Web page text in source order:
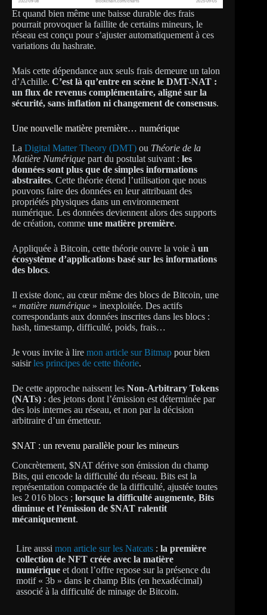
Et quand bien même une baisse durable des frais
pourrait provoquer la faillite de certains mineurs, le
réseau est conçu pour s’ajuster automatiquement à ces
variations du hashrate.
Mais cette dépendance aux seuls frais demeure un talon
d’Achille. C’est là qu’entre en scène le DMT-NAT :
un flux de revenus complémentaire, aligné sur la
sécurité, sans inflation ni changement de consensus.
Une nouvelle matière première… numérique
La Digital Matter Theory (DMT) ou Théorie de la
Matière Numérique part du postulat suivant : les
données sont plus que de simples informations
abstraites. Cette théorie étend l’utilisation que nous
pouvons faire des données en leur attribuant des
propriétés physiques dans un environnement
numérique. Les données deviennent alors des supports
de création, comme une matière première.
Appliquée à Bitcoin, cette théorie ouvre la voie à un
écosystème d’applications basé sur les informations
des blocs.
Il existe donc, au cœur même des blocs de Bitcoin, une
« matière numérique » inexploitée. Des actifs
correspondants aux données inscrites dans les blocs :
hash, timestamp, difficulté, poids, frais…
Je vous invite à lire mon article sur Bitmap pour bien
saisirles principes de cette théorie.
De cette approche naissent les Non-Arbitrary Tokens
(NATs) : des jetons dont l’émission est déterminée par
des lois internes au réseau, et non par la décision
arbitraire d’un émetteur.
$NAT : un revenu parallèle pour les mineurs
Concrètement, $NAT dérive son émission du champ
Bits, qui encode la difficulté du réseau. Bits est la
représentation compactée de la difficulté, ajustée toutes
les 2 016 blocs ; lorsque la difficulté augmente, Bits
diminue et l’émission de $NAT ralentit
mécaniquement.
Lire aussimon article sur les Natcats :la première
collection de NFT créée avec la matière
numérique et dont l’offre repose sur la présence du
motif « 3b » dans le champ Bits (en hexadécimal)
associé à la difficulté de minage de Bitcoin.